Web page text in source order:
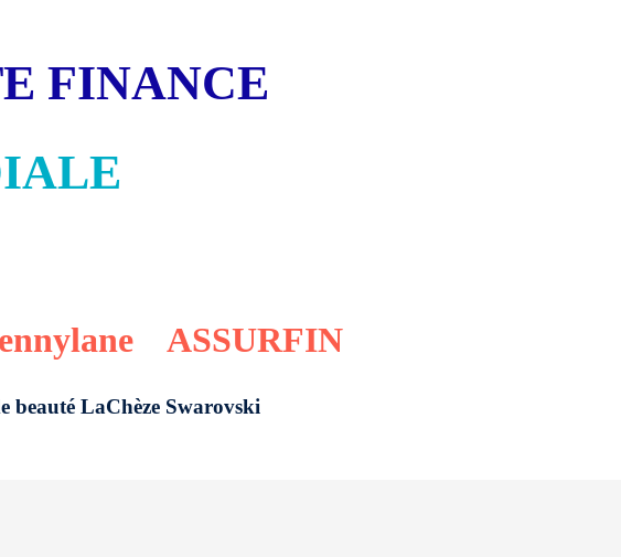
FINANCE
ASSURFIN
beauté LaChèze Swarovski